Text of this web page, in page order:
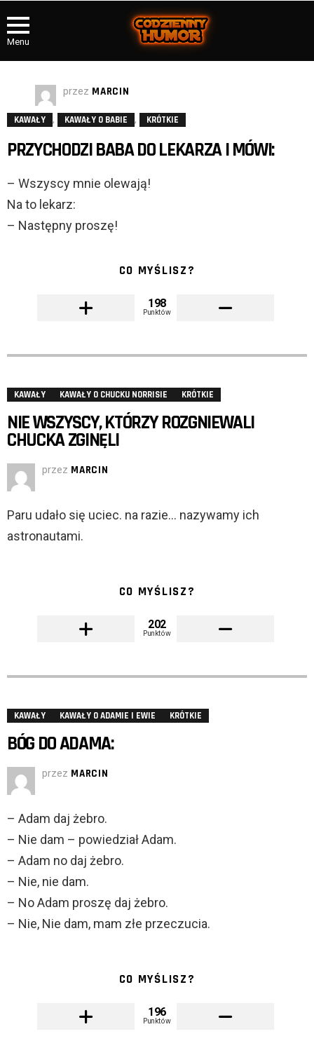
Menu
przez MARCIN
KAWAŁY , KAWAŁY O BABIE , KRÓTKIE
PRZYCHODZI BABA DO LEKARZA I MÓWI:
– Wszyscy mnie olewają!
Na to lekarz:
– Następny proszę!
CO MYŚLISZ?
198
Punktów
KAWAŁY KAWAŁY O CHUCKU NORRISIE KRÓTKIE
NIE WSZYSCY, KTÓRZY ROZGNIEWALI
CHUCKA ZGINĘLI
przez MARCIN
Paru udało się uciec. na razie… nazywamy ich
astronautami.
CO MYŚLISZ?
202
Punktów
KAWAŁY KAWAŁY O ADAMIE I EWIE KRÓTKIE
BÓG DO ADAMA:
przez MARCIN
– Adam daj żebro.
– Nie dam – powiedział Adam.
– Adam no daj żebro.
– Nie, nie dam.
– No Adam proszę daj żebro.
– Nie, Nie dam, mam złe przeczucia.
CO MYŚLISZ?
196
Punktów